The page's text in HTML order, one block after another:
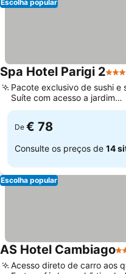
Escolha popular
Spa Hotel Parigi 23
Pacote exclusivo de sushi e
Suíte com acesso a jardim
privativo
De € 78
Consulte os preços de 14
Escolha popular
AS Hotel Cambiago4
Acesso direto de carro aos